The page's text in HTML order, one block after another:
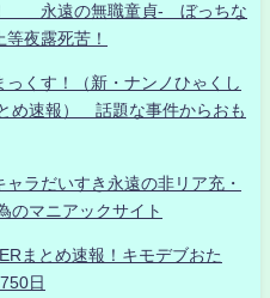
！ 永遠の無職童貞- ぼっちな
夜露死苦！
くす！（新・ナンノひゃくし
め速報） 話題な事件からおも
ラだいすき永遠の非リア充・
のマニアックサイト
まとめ速報！キモデブおた
日